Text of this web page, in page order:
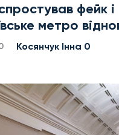
фейк і
метро
Косянчук Інна 0